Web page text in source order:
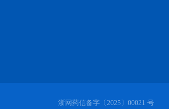
浙网药信备字〔2025〕00021 号